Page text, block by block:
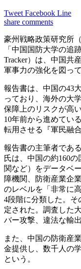
Tweet Facebook Line
share comments
豪州戦略政策研究所
「中国国防大学の追
Tracker）は、中国共
軍事力の強化を図っ
報告書は、中国の43
っており、海外の大
保障上のリスクが高
10年前から進めてい
転用させる『軍民融
報告書の主筆者であ
氏は、中国の約160
関など）をデータベ
障機関、防衛産業企
のレベルを「非常に
4段階に分類した。そ
定された。調査した
バー攻撃、違法な輸
また、中国の防衛産
金提供し、数千人の
という。